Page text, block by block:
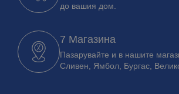
до вашия дом.
7 Магазина
Пазарувайте и в нашите
Сливен, Ямбол, Бургас,